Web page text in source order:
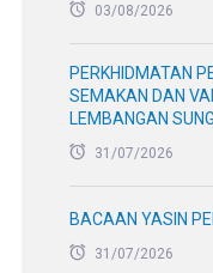
03/08/2026
PERKHIDMATAN
SEMAKAN DAN
LEMBANGAN
31/07/2026
BACAAN YASIN
31/07/2026